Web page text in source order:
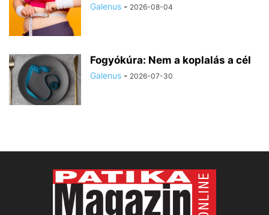
Galenus - 2026-08-04
Fogyókúra: Nem a koplalás a cél
Galenus - 2026-07-30